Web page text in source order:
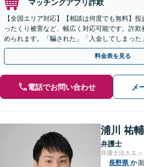
マッチングアプリ詐欺
【全国エリア対応】【相談は何度でも無料】
ったくり被害など、幅広く対応可能です。詐
められます。「騙された」「入金してしまった
早めにご相談ください。【電話・メール・
料金表を見る
電話でお問い合わせ メ
浦川 祐輔
弁護士
弁護士法人エ
長野県 か